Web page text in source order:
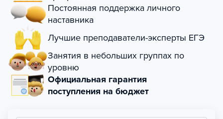
Постоянная поддержка личного
наставника
Лучшие преподаватели-эксперты ЕГЭ
Занятия в небольших группах по
уровню
Официальная гарантия
поступления на бюджет